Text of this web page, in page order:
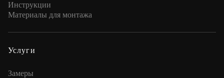
Инструкции
Материалы для монтажа
Услуги
Замеры